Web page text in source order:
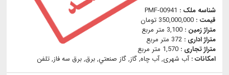
شناسه ملک : PMF-00941
قیمت : 350,000,000 تومان
متراژ زمین : 3,100 متر مربع
متراژ اداری : 372 متر مربع
متراژ تجاری : 1,570 متر مربع
امکانات :آب شهری, آب چاه, گاز, گاز صنعتي, برق, برق سه فاز, تلفن